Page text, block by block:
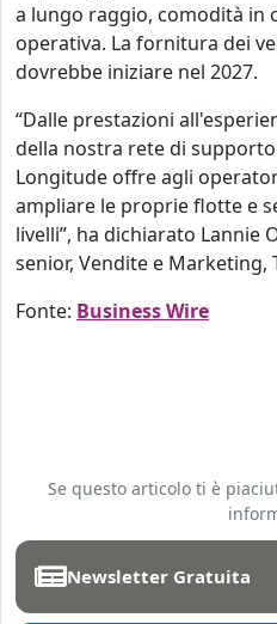
a lungo raggio, comodità in
operativa. La fornitura dei
dovrebbe iniziare nel 2027.
“Dalle prestazioni
della nostra rete di
Longitude offre agli
ampliare le proprie flotte e
livelli”, ha dichiarato Lannie
senior, Vendite e Marketing,
Fonte: Business Wire
Se questo articolo ti è
Newsletter Gratuita